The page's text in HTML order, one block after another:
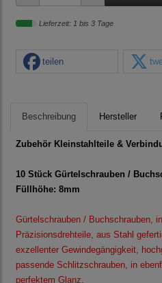
Lieferzeit: 1 bis 3 Tage
teilen
Beschreibung Hersteller
Zubehör Kleinstahlteile &
10 Stück Gürtelschrauben /
Füllhöhe: 8mm
Gürtelschrauben / Buchschrauben,
Präzisionsdrehteile, aus Stahl
exzellenter Gewindegängigkeit,
passende Schlitzschrauben, in
perfektem Glanz.